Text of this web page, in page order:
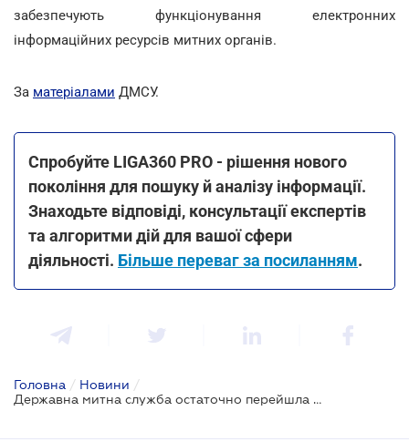
забезпечують функціонування електронних
інформаційних ресурсів митних органів.
За матеріалами ДМСУ.
Спробуйте LIGA360 PRO - рішення нового
покоління для пошуку й аналізу інформації.
Знаходьте відповіді, консультації експертів
та алгоритми дій для вашої сфери
діяльності. Більше переваг за посиланням.
Головна / Новини /
Державна митна служба остаточно перейшла на нову систему управління гарантіями